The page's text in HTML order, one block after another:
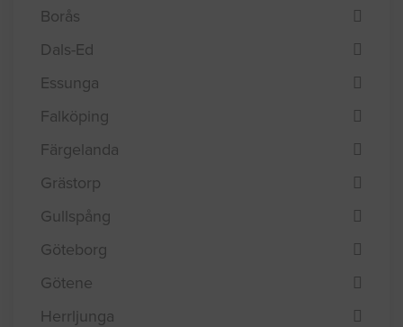
Borås
Dals-Ed
Essunga
Falköping
Färgelanda
Grästorp
Gullspång
Göteborg
Götene
Herrljunga